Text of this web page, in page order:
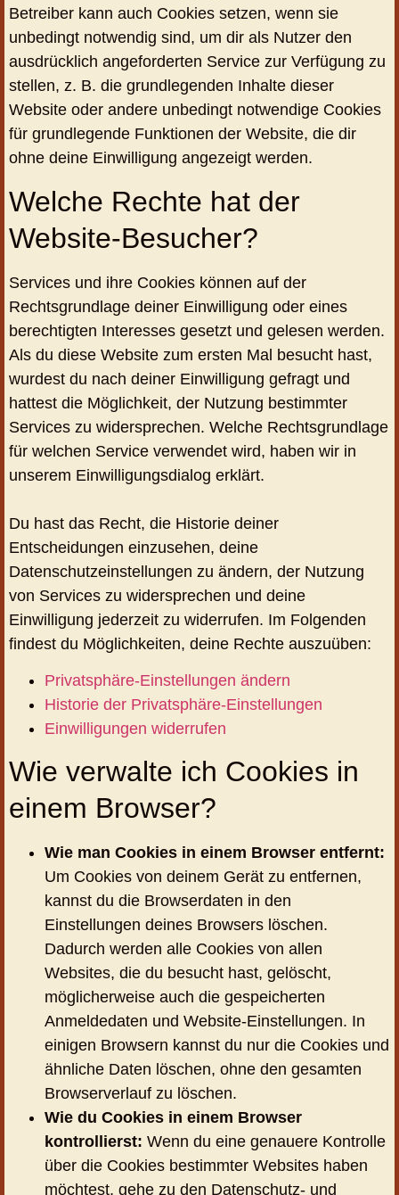
Betreiber kann auch Cookies setzen, wenn sie
unbedingt notwendig sind, um dir als Nutzer den
ausdrücklich angeforderten Service zur Verfügung zu
stellen, z. B. die grundlegenden Inhalte dieser
Website oder andere unbedingt notwendige Cookies
für grundlegende Funktionen der Website, die dir
ohne deine Einwilligung angezeigt werden.
Welche Rechte hat der
Website-Besucher?
Services und ihre Cookies können auf der
Rechtsgrundlage deiner Einwilligung oder eines
berechtigten Interesses gesetzt und gelesen werden.
Als du diese Website zum ersten Mal besucht hast,
wurdest du nach deiner Einwilligung gefragt und
hattest die Möglichkeit, der Nutzung bestimmter
Services zu widersprechen. Welche Rechtsgrundlage
für welchen Service verwendet wird, haben wir in
unserem Einwilligungsdialog erklärt.
Du hast das Recht, die Historie deiner
Entscheidungen einzusehen, deine
Datenschutzeinstellungen zu ändern, der Nutzung
von Services zu widersprechen und deine
Einwilligung jederzeit zu widerrufen. Im Folgenden
findest du Möglichkeiten, deine Rechte auszuüben:
Privatsphäre-Einstellungen ändern
Historie der Privatsphäre-Einstellungen
Einwilligungen widerrufen
Wie verwalte ich Cookies in
einem Browser?
Wie man Cookies in einem Browser entfernt:
Um Cookies von deinem Gerät zu entfernen,
kannst du die Browserdaten in den
Einstellungen deines Browsers löschen.
Dadurch werden alle Cookies von allen
Websites, die du besucht hast, gelöscht,
möglicherweise auch die gespeicherten
Anmeldedaten und Website-Einstellungen. In
einigen Browsern kannst du nur die Cookies und
ähnliche Daten löschen, ohne den gesamten
Browserverlauf zu löschen.
Wie du Cookies in einem Browser
kontrollierst: Wenn du eine genauere Kontrolle
über die Cookies bestimmter Websites haben
möchtest, gehe zu den Datenschutz- und